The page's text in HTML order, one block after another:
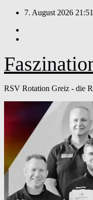
Zum
springen
7. August 2026 21:51
RSV Rotation Greiz - die